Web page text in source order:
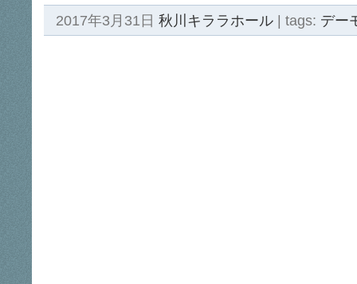
2017年3月31日 秋川キララホール | tags: デー